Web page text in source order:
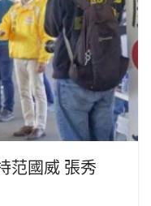
范國威 張秀